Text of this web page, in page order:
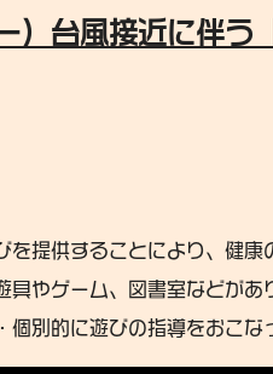
）台風接近に伴
を提供することにより、健康
具やゲーム、図書室などがあ
個別的に遊びの指導をおこな